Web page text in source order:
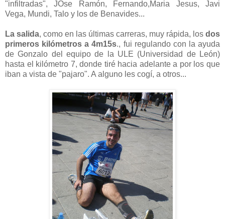
"infiltradas", JOse Ramón, Fernando,Maria Jesus, Javi
Vega, Mundi, Talo y los de Benavides...
La salida, como en las últimas carreras, muy rápida, los dos
primeros kilómetros a 4m15s., fui regulando con la ayuda
de Gonzalo del equipo de la ULE (Universidad de León)
hasta el kilómetro 7, donde tiré hacia adelante a por los que
iban a vista de "pajaro". A alguno les cogí, a otros...